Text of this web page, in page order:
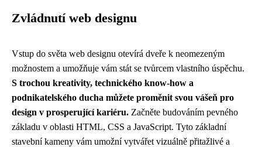
Zvládnutí web designu
Vstup do světa web designu otevírá dveře k neomezeným
možnostem a umožňuje vám stát se tvůrcem vlastního úspěchu.
S trochou kreativity, technického know-how a
podnikatelského ducha můžete proměnit svou vášeň pro
design v prosperující kariéru. Začněte budováním pevného
základu v oblasti HTML, CSS a JavaScript. Tyto základní
stavební kameny vám umožní vytvářet vizuálně přitažlivé a